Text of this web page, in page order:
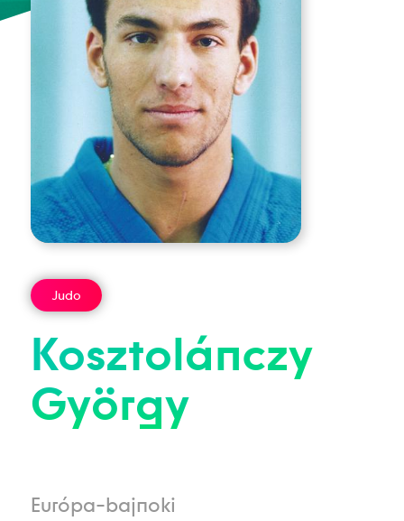
Judo
Kosztolánczy
György
Európa-bajnoki